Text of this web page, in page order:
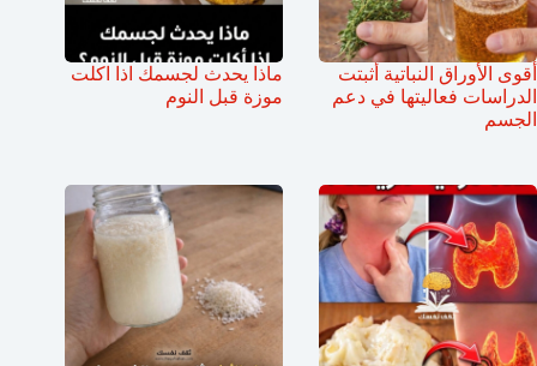
أقوى الأوراق النباتية أثبتت
الدراسات فعاليتها في دعم
الجسم
ماذا يحدث لجسمك اذا اكلت
موزة قبل النوم